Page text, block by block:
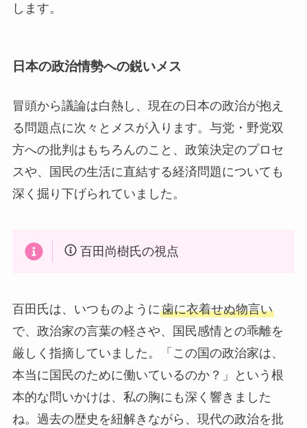
します。
日本の政治情勢への鋭いメス
冒頭から議論は白熱し、現在の日本の政治が抱え
る問題点に次々とメスが入ります。与党・野党双
方への批判はもちろんのこと、政策決定のプロセ
スや、国民の生活に直結する経済問題についても
深く掘り下げられていました。
百田尚樹氏の視点
百田氏は、いつものように歯に衣着せぬ物言い
で、政治家の言葉の軽さや、国民感情との乖離を
厳しく指摘していました。「この国の政治家は、
本当に国民のために働いているのか？」という根
本的な問いかけは、私の胸にも深く響きました
ね。過去の歴史を紐解きながら、現代の政治を批